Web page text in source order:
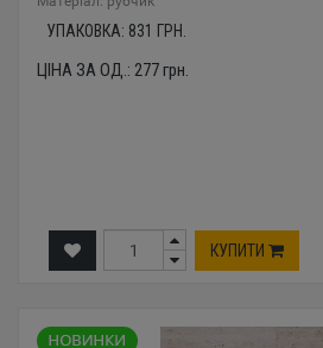
УПАКОВКА: 831 ГРН.
ЦІНА ЗА ОД.: 277грн.
КУПИТИ